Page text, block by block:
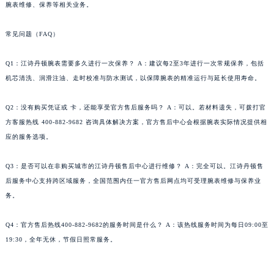
腕表维修、保养等相关业务。
常见问题（FAQ）
Q1：江诗丹顿腕表需要多久进行一次保养？ A：建议每2至3年进行一次常规保养，包括
机芯清洗、润滑注油、走时校准与防水测试，以保障腕表的精准运行与延长使用寿命。
Q2：没有购买凭证或 卡，还能享受官方售后服务吗？ A：可以。若材料遗失，可拨打官
方客服热线 400-882-9682 咨询具体解决方案，官方售后中心会根据腕表实际情况提供相
应的服务选项。
Q3：是否可以在非购买城市的江诗丹顿售后中心进行维修？ A：完全可以。江诗丹顿售
后服务中心支持跨区域服务，全国范围内任一官方售后网点均可受理腕表维修与保养业
务。
Q4：官方售后热线400-882-9682的服务时间是什么？ A：该热线服务时间为每日09:00至
19:30，全年无休，节假日照常服务。